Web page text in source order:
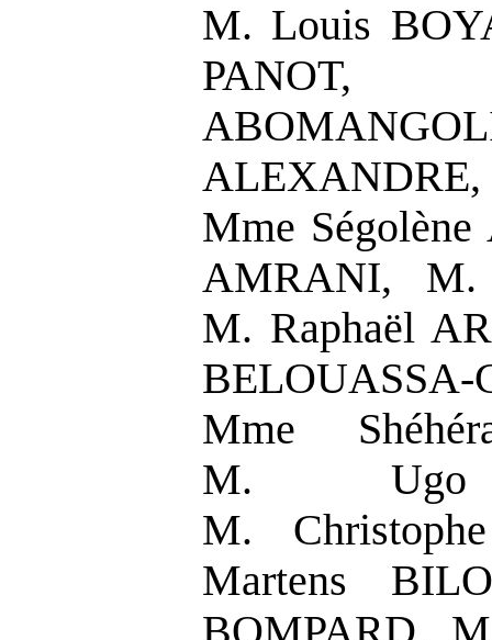
M. Louis
PANOT,
Mme
AMRANI, M.
M. Raphaël
BELOUASSA-
Mme
M. Ugo
M.
Martens